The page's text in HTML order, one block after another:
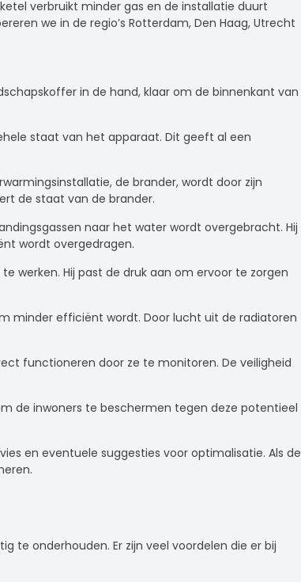
verbruikt minder gas en de installatie duurt
we in de regio’s Rotterdam, Den Haag, Utrecht
in de hand, klaar om de binnenkant van
staat van het apparaat. Dit geeft al een
de brander, wordt door zijn
de staat van de brander.
naar het water wordt overgebracht. Hij
wordt overgedragen.
werken. Hij past de druk aan om ervoor te zorgen
minder efficiënt wordt. Door lucht uit de radiatoren
functioneren door ze te monitoren. De veiligheid
de inwoners te beschermen tegen deze potentieel
en eventuele suggesties voor optimalisatie. Als de
te onderhouden. Er zijn veel voordelen die er bij